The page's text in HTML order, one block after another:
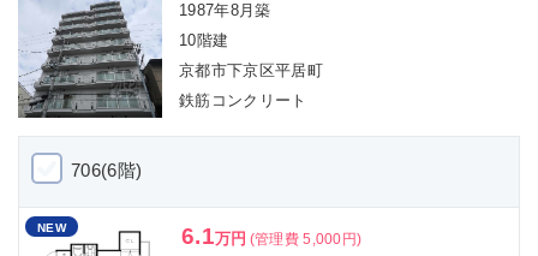
1987年8月築
10階建
京都市下京区平居町
鉄筋コンクリート
706(6階)
NEW 6.1万円 (管理費 5,000円)